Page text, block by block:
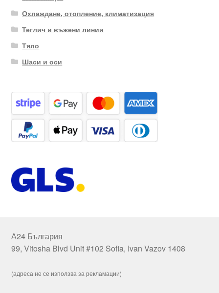
Охлаждане, отопление, климатизация
Теглич и въжени линии
Тяло
Шаси и оси
А24 България
99, Vitosha Blvd Unit #102 Sofia, Ivan Vazov 1408
(адреса не се използва за рекламации)